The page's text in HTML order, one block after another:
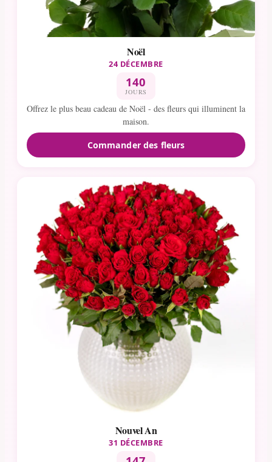
Noël
24 DÉCEMBRE
140
JOURS
Offrez le plus beau cadeau de Noël - des fleurs qui illuminent la
maison.
Commander des fleurs
Nouvel An
31 DÉCEMBRE